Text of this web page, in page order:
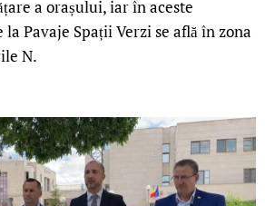
a orașului, iar în aceste
Pavaje Spații Verzi se află în zona
N.